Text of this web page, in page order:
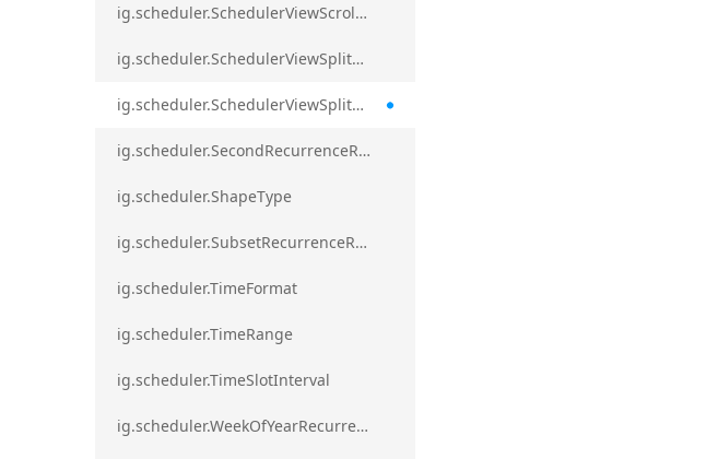
ig.scheduler.SchedulerViewScrollDirection
ig.scheduler.SchedulerViewSplitOrientation
ig.scheduler.SchedulerViewSplitOrientationMode
ig.scheduler.SecondRecurrenceRule
ig.scheduler.ShapeType
ig.scheduler.SubsetRecurrenceRule
ig.scheduler.TimeFormat
ig.scheduler.TimeRange
ig.scheduler.TimeSlotInterval
ig.scheduler.WeekOfYearRecurrenceRule